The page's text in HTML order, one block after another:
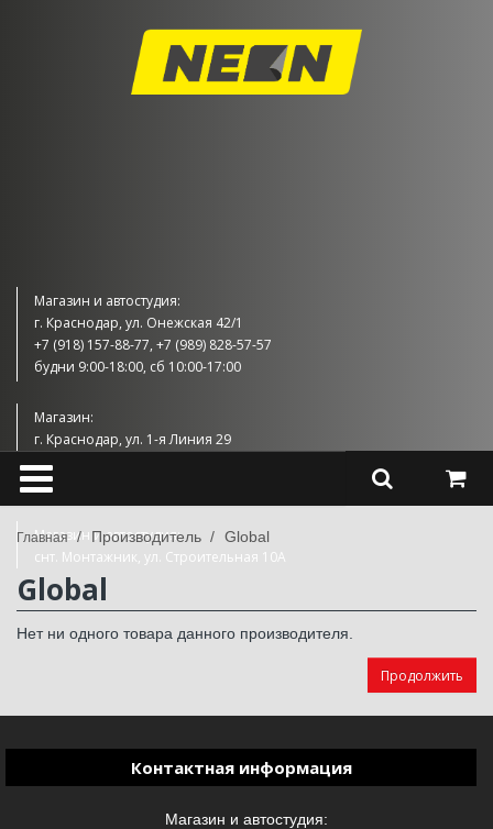
Магазин и автостудия:
г. Краснодар, ул. Онежская 42/1
+7 (918) 157-88-77, +7 (989) 828-57-57
будни 9:00-18:00, сб 10:00-17:00
Магазин:
г. Краснодар, ул. 1-я Линия 29
+7 (989) 830-57-57
будни 9:00-18:00, сб 10:00-17:00
Магазин и автостудия:
снт. Монтажник, ул. Строительная 10А
+7 (918) 475-50-50, +7 (962) 873-50-50
будни 9:00-18:00, выходные 10:00-17:00
Производитель Global
Global
Нет ни одного товара данного производителя.
Продолжить
Контактная информация
Магазин и автостудия: